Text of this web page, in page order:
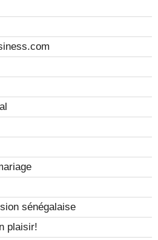
sénégalaise
plaisir!